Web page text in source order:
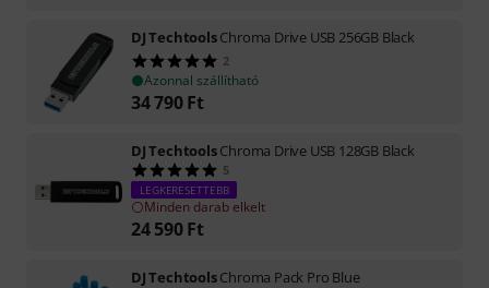
DJ TechtoolsChroma Drive USB 256GB Black
2
Azonnal szállítható
34 790 Ft
DJ TechtoolsChroma Drive USB 128GB Black
5
LEGKERESETTEBB
Minden darab elkelt
24 590 Ft
DJ TechtoolsChroma Pack Pro Blue